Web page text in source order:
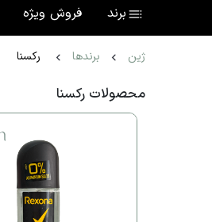
برند فروش ویژه
ژین برندها رکسنا
محصولات رکسنا